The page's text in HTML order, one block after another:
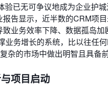
已无可争议地成为企业护
告显示，近半数的CRM项
业务效率下降、数据孤岛
务增长的系统，比以往任
杂的市场中做出明智且具备
项目启动